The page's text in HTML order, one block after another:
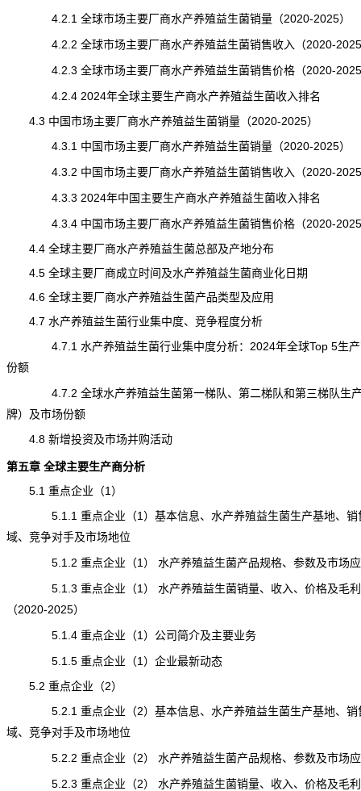
4.2.1 全球市场主要厂商水产养殖益生菌销量（2020-2025）
4.2.2 全球市场主要厂商水产养殖益生菌销售收入（2020-
4.2.3 全球市场主要厂商水产养殖益生菌销售价格（2020-
4.2.4 2024年全球主要生产商水产养殖益生菌收入排名
4.3 中国市场主要厂商水产养殖益生菌销量（2020-2025）
4.3.1 中国市场主要厂商水产养殖益生菌销量（2020-2025）
4.3.2 中国市场主要厂商水产养殖益生菌销售收入（2020-
4.3.3 2024年中国主要生产商水产养殖益生菌收入排名
4.3.4 中国市场主要厂商水产养殖益生菌销售价格（2020-
4.4 全球主要厂商水产养殖益生菌总部及产地分布
4.5 全球主要厂商成立时间及水产养殖益生菌商业化日期
4.6 全球主要厂商水产养殖益生菌产品类型及应用
4.7 水产养殖益生菌行业集中度、竞争程度分析
4.7.1 水产养殖益生菌行业集中度分析：2024年全球Top 5生产
份额
4.7.2 全球水产养殖益生菌第一梯队、第二梯队和第三梯队生
牌）及市场份额
4.8 新增投资及市场并购活动
第五章 全球主要生产商分析
5.1 重点企业（1）
5.1.1 重点企业（1）基本信息、水产养殖益生菌生产基地、销
域、竞争对手及市场地位
5.1.2 重点企业（1） 水产养殖益生菌产品规格、参数及市场
5.1.3 重点企业（1） 水产养殖益生菌销量、收入、价格及毛
（2020-2025）
5.1.4 重点企业（1）公司简介及主要业务
5.1.5 重点企业（1）企业最新动态
5.2 重点企业（2）
5.2.1 重点企业（2）基本信息、水产养殖益生菌生产基地、销
域、竞争对手及市场地位
5.2.2 重点企业（2） 水产养殖益生菌产品规格、参数及市场
5.2.3 重点企业（2） 水产养殖益生菌销量、收入、价格及毛